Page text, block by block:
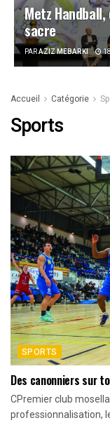
Metz
sacre
PARAZIZ MEBARKI
Accueil Catégorie
Sports
SPORTS
Des canonniers sur
CPremier club
professionnalisation,